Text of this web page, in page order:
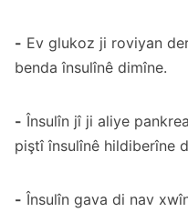
- Ev glukoz ji roviyan
benda însulînê dimîne.
- Însulîn jî ji aliye
piştî însulînê hildiberîne
- Însulîn gava di nav